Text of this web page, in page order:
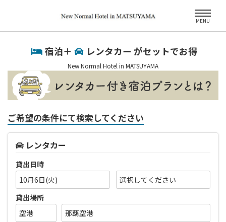
MENU
宿泊＋ レンタカー がセットでお得
New Normal Hotel in MATSUYAMA
ご希望の条件にて検索してください
レンタカー
貸出日時
10月6日(火)
貸出場所